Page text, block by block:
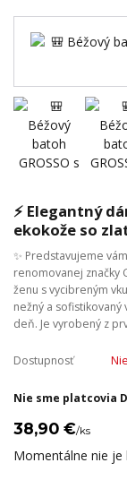
⚡ Elegantný
ekokože so
✨ Predstavujeme
renomovanej značky
ženu s vycibreným
nežný a
deň. Je vyrobený z
Dostupnosť
Nie sme platcovia
38,90 €/ks
Momentálne nie je